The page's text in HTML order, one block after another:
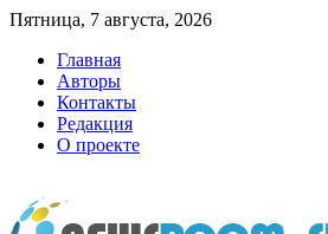
Пятница, 7 августа, 2026
Главная
Авторы
Контакты
Редакция
О проекте